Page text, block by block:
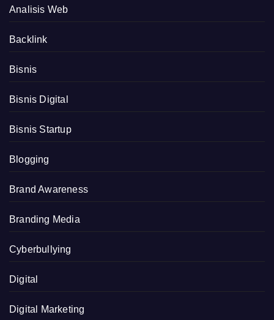
Analisis Web
Backlink
Bisnis
Bisnis Digital
Bisnis Startup
Blogging
Brand Awareness
Branding Media
Cyberbullying
Digital
Digital Marketing